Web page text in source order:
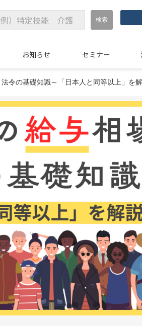
お知らせ セミナー
令の基礎知識～「日本人と同等以上」を